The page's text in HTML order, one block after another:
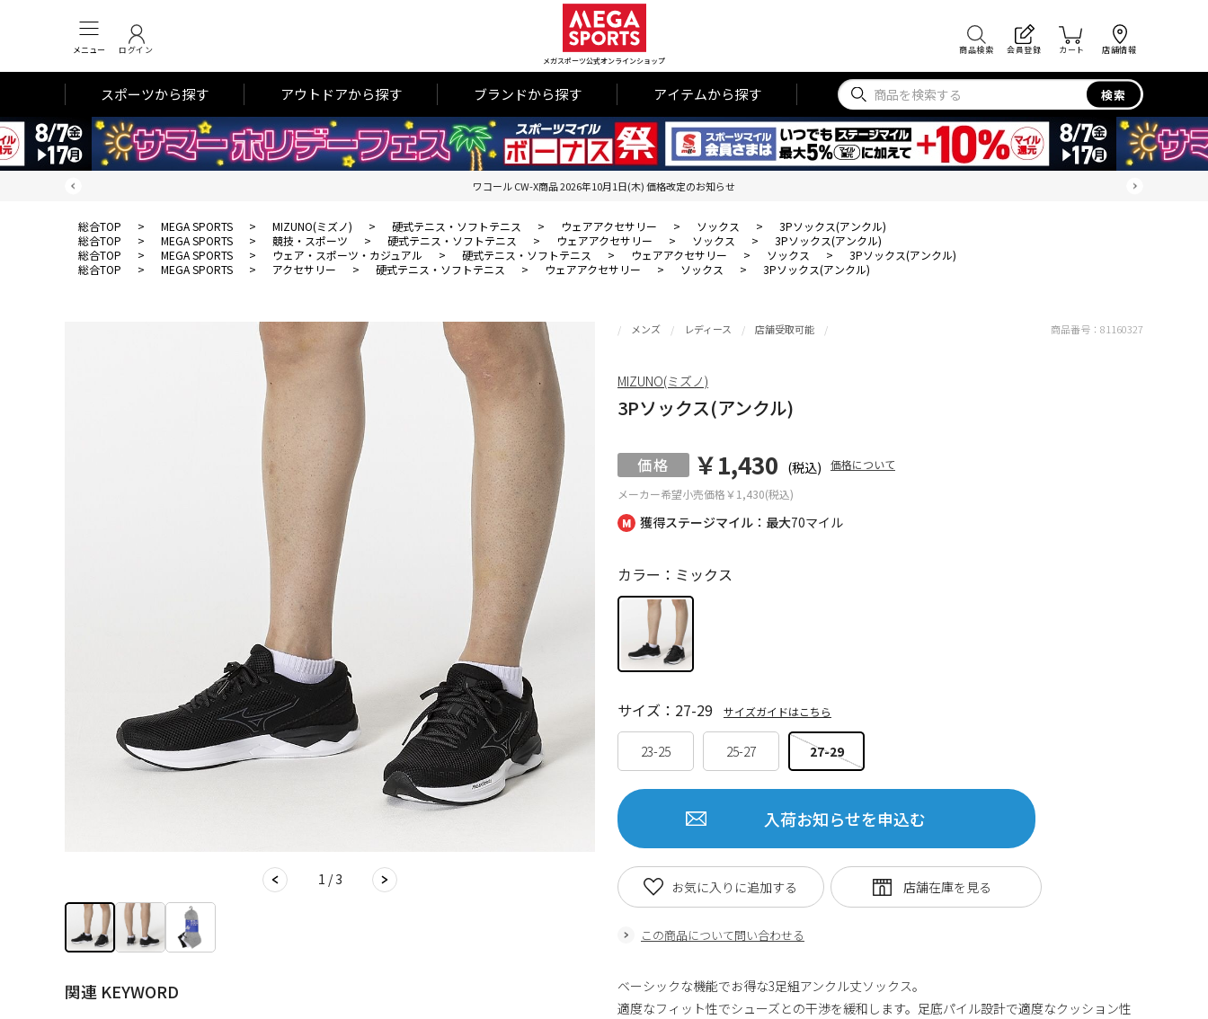
メニュー ログイン
メガスポーツ公式オンラインショップ
商品検索 会員登録 カート 店舗情報
スポーツから探す アウトドアから探す ブランドから探す アイテムから探す 検索
ワコール CW-X商品 2026年10月1日(木) 価格改定のお知らせ
総合TOP > MEGA SPORTS > MIZUNO(ミズノ) > 硬式テニス・ソフトテニス > ウェアアクセサリー > ソックス >
3Pソックス(アンクル)
総合TOP
> MEGA SPORTS > 競技・スポーツ > 硬式テニス・ソフトテニス > ウェアアクセサリー > ソックス >
3Pソックス(アンクル)
総合TOP
> MEGA SPORTS > ウェア・スポーツ・カジュアル > 硬式テニス・ソフトテニス > ウェアアクセサリー > ソックス >
3Pソックス(アンクル)
総合TOP
> MEGA SPORTS > アクセサリー > 硬式テニス・ソフトテニス > ウェアアクセサリー > ソックス > 3Pソックス(アンクル)
1 / 3
関連 KEYWORD
獲得ステージマイル：最大70マイル
メンズ レディース 店舗受取可能
3Pソックス(アンクル)
メーカー希望小売価格￥1,430(税込)
￥1,430 (税込) 価格について
カラー：ミックス
23-25 25-27 27-29
サイズ：27-29 サイズガイドはこちら
入荷お知らせを申込む
この商品について問い合わせる
お気に入りに追加する
商品番号： 81160327
MIZUNO(ミズノ)
ベーシックな機能でお得な3足組アンクル丈ソックス。
適度なフィット性でシューズとの干渉を緩和します。足底パイル設計で適度なクッション性